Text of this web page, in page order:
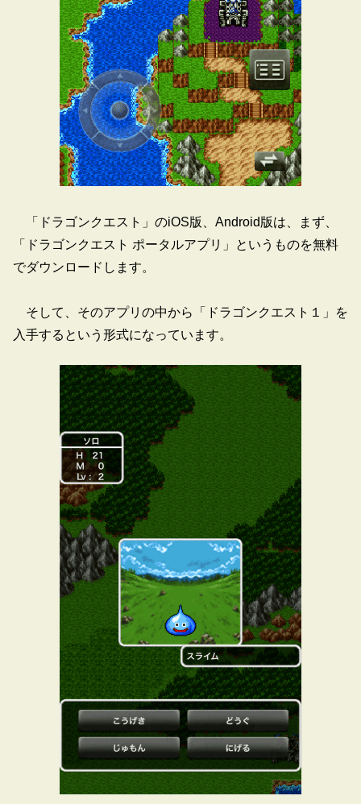
「ドラゴンクエスト」のiOS版、Android版は、まず、
「ドラゴンクエスト ポータルアプリ」というものを無料
でダウンロードします。
そして、そのアプリの中から「ドラゴンクエスト１」を
入手するという形式になっています。